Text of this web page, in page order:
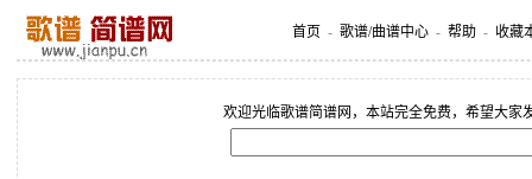
首页 - 歌谱/曲谱中心 - 帮助 - 收藏
欢迎光临歌谱简谱网，本站完全免费，希望大家